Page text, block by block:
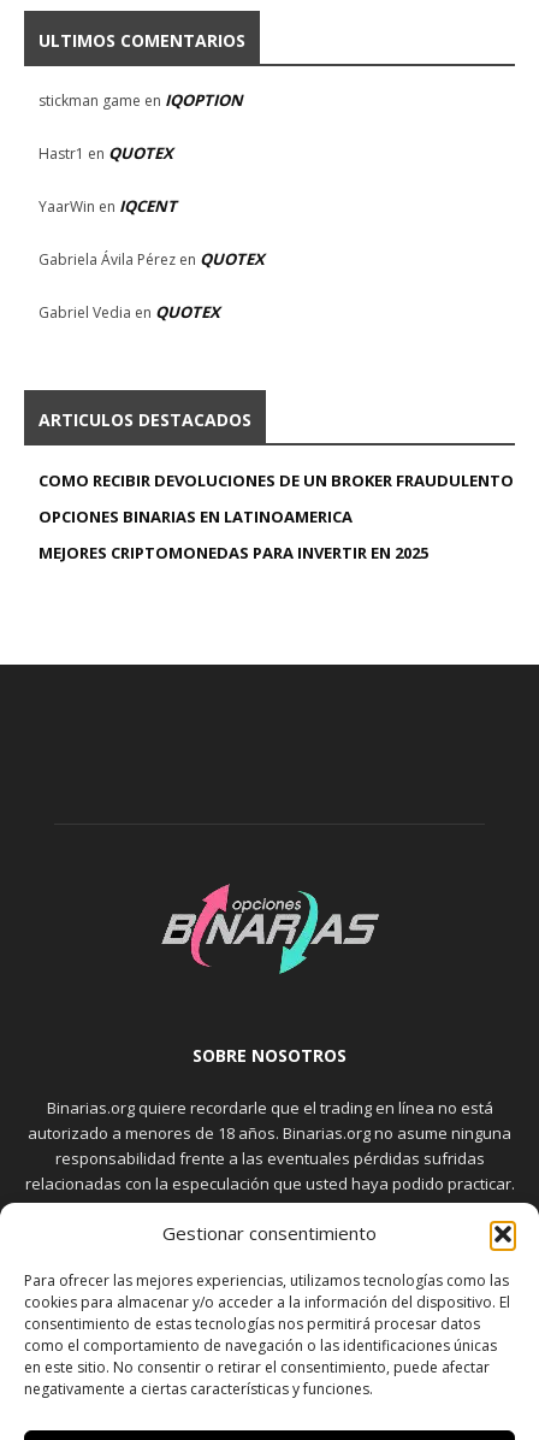
Gestionar consentimiento
Para ofrecer las mejores experiencias, utilizamos tecnologías como las
cookies para almacenar y/o acceder a la información del dispositivo. El
consentimiento de estas tecnologías nos permitirá procesar datos
como el comportamiento de navegación o las identificaciones únicas
en este sitio. No consentir o retirar el consentimiento, puede afectar
negativamente a ciertas características y funciones.
ULTIMOS COMENTARIOS
stickman game en IQOPTION
Hastr1 en QUOTEX
YaarWin en IQCENT
Gabriela Ávila Pérez en QUOTEX
Gabriel Vedia en QUOTEX
ARTICULOS DESTACADOS
COMO RECIBIR DEVOLUCIONES DE UN BROKER FRAUDULENTO
OPCIONES BINARIAS EN LATINOAMERICA
MEJORES CRIPTOMONEDAS PARA INVERTIR EN 2025
SOBRE NOSOTROS
Binarias.org quiere recordarle que el trading en línea no está
autorizado a menores de 18 años. Binarias.org no asume ninguna
responsabilidad frente a las eventuales pérdidas sufridas
relacionadas con la especulación que usted haya podido practicar.
El trading en el mercado de opciones binarias implica riesgos
elevados. Usted debe conocer y aceptar estos riesgos, que
transacciones bursátiles.
SÍGUENOS